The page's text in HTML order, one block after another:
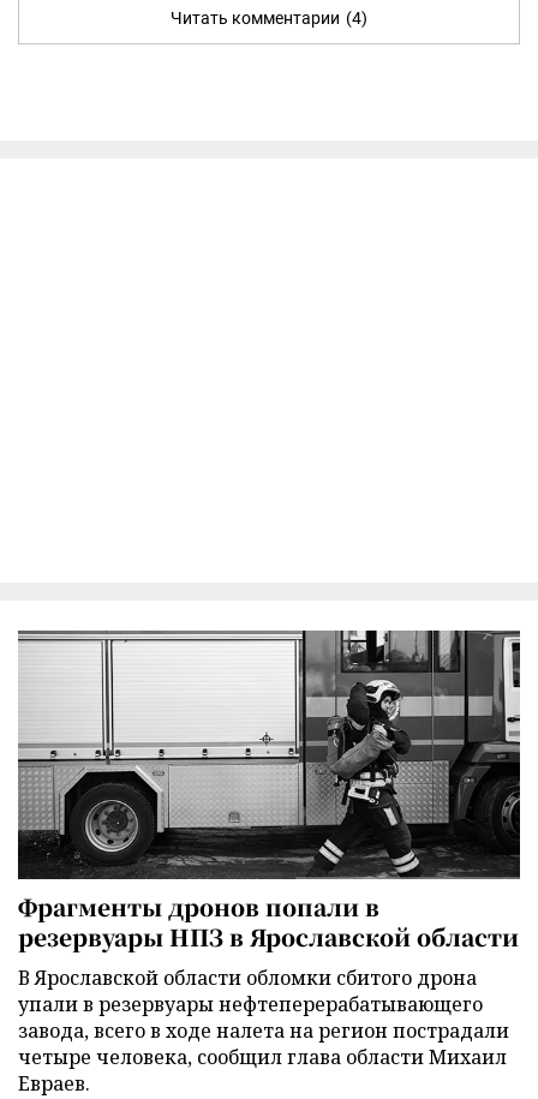
Читать комментарии (4)
Фрагменты дронов попали в
резервуары НПЗ в Ярославской области
В Ярославской области обломки сбитого дрона
упали в резервуары нефтеперерабатывающего
завода, всего в ходе налета на регион пострадали
четыре человека, сообщил глава области Михаил
Евраев.